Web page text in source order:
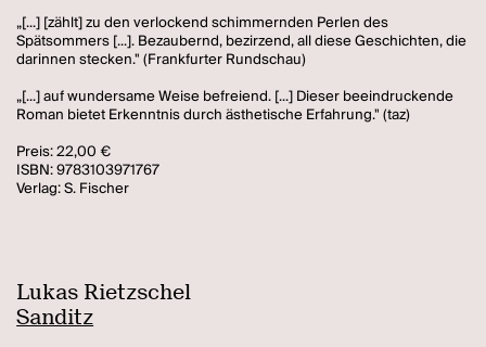
„[...] [zählt] zu den verlockend schimmernden Perlen des
Spätsommers [...]. Bezaubernd, bezirzend, all diese Geschichten, die
darinnen stecken." (Frankfurter Rundschau)
„[...] auf wundersame Weise befreiend. [...] Dieser beeindruckende
Roman bietet Erkenntnis durch ästhetische Erfahrung." (taz)
Preis: 22,00 €
ISBN: 9783103971767
Verlag: S. Fischer
Lukas Rietzschel
Sanditz